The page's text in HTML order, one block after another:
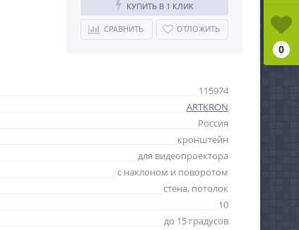
КУПИТЬ В 1 КЛИК
СРАВНИТЬ ОТЛОЖИТЬ
115974
ARTKRON
Россия
кронштейн
для видеопроектора
с наклоном и поворотом
стена, потолок
10
до 15 градусов
0